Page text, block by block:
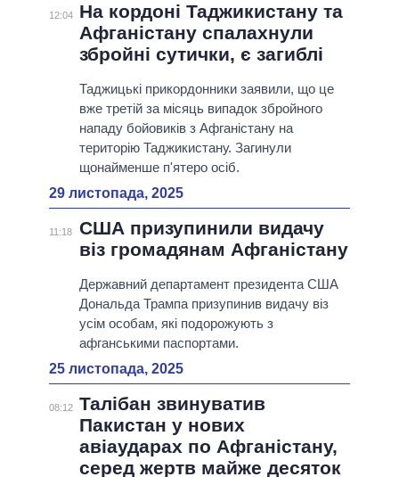
12:04
На кордоні Таджикистану та
Афганістану спалахнули
збройні сутички, є загиблі
Таджицькі прикордонники заявили, що це
вже третій за місяць випадок збройного
нападу бойовиків з Афганістану на
територію Таджикистану. Загинули
щонайменше п'ятеро осіб.
29 листопада, 2025
11:18
США призупинили видачу
віз громадянам Афганістану
Державний департамент президента США
Дональда Трампа призупинив видачу віз
усім особам, які подорожують з
афганськими паспортами.
25 листопада, 2025
08:12 Талібан звинуватив
Пакистан у нових
авіаударах по Афганістану,
серед жертв майже десяток